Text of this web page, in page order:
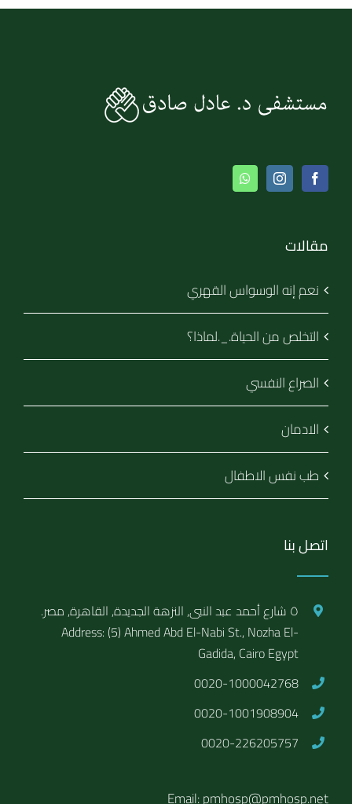
مقالات
نعم إنه الوسواس القهري
التخلص من الحياة._.لماذا؟
الصراع النفسي
الادمان
طب نفس الاطفال
اتصل بنا
٥ شارع أحمد عبد النبى, النزهة الجديدة, القاهرة, مصر.
Address: (5) Ahmed Abd El-Nabi St., Nozha El-
Gadida, Cairo Egypt
0020-1000042768
0020-1001908904
0020-226205757
Email: pmhosp@pmhosp.net